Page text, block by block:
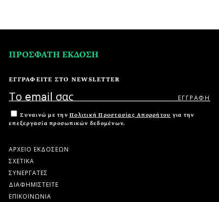
ΠΡΟΣΦΑΤΗ ΕΚΔΟΣΗ
ΕΓΓΡΑΦΕΙΤΕ ΣΤΟ NEWSLETTER
Συναινώ με την Πολιτική Προστασίας Απορρήτου για την
επεξεργασία προσωπικών δεδομένων.
ΑΡΧΕΙΟ ΕΚΔΟΣΕΩΝ
ΣΧΕΤΙΚΑ
ΣΥΝΕΡΓΑΤΕΣ
ΔΙΑΦΗΜΙΣΤΕΙΤΕ
ΕΠΙΚΟΙΝΩΝΙΑ